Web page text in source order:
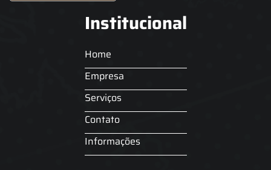
Institucional
Home
Empresa
Serviços
Contato
Informações